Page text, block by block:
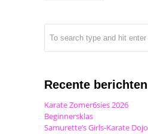
Recente berichten
Karate Zomer6sies 2026
Beginnersklas
Samurette’s Girls-Karate Dojo